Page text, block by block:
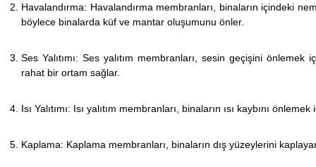
Havalandırma: Havalandırma membranları, binaların içindeki
böylece binalarda küf ve mantar oluşumunu önler.
Ses Yalıtımı: Ses yalıtım membranları, sesin geçişini
rahat bir ortam sağlar.
Isı Yalıtımı: Isı yalıtım membranları, binaların ısı kaybını
Kaplama: Kaplama membranları, binaların dış yüzeylerini